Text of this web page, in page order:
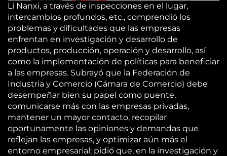
Li Nanxi, a través de inspecciones en el lugar,
intercambios profundos, etc., comprendió los
problemas y dificultades que las empresas
enfrentan en investigación y desarrollo de
productos, producción, operación y desarrollo, así
como la implementación de políticas para beneficiar
a las empresas. Subrayó que la Federación de
Industria y Comercio (Cámara de Comercio) debe
desempeñar bien su papel como puente,
comunicarse más con las empresas privadas,
mantener un mayor contacto, recopilar
oportunamente las opiniones y demandas que
reflejan las empresas, y optimizar aún más el
entorno empresarial; pidió que, en la investigación y